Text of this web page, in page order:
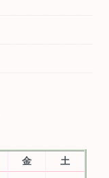
金
土